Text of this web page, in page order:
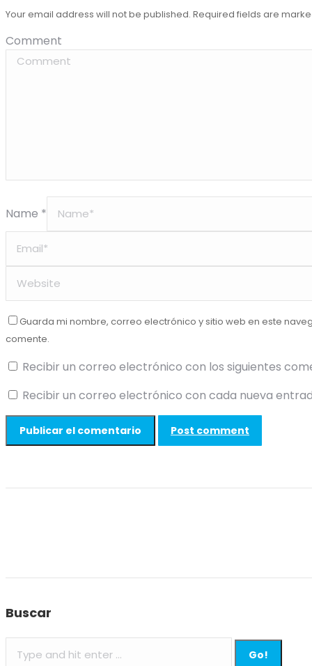
Your email address will not be published. Required fields are
Comment
Name *
Guarda mi nombre, correo electrónico y sitio web en este
comente.
Recibir un correo electrónico con los siguientes
Recibir un correo electrónico con cada nueva
Post comment
Buscar